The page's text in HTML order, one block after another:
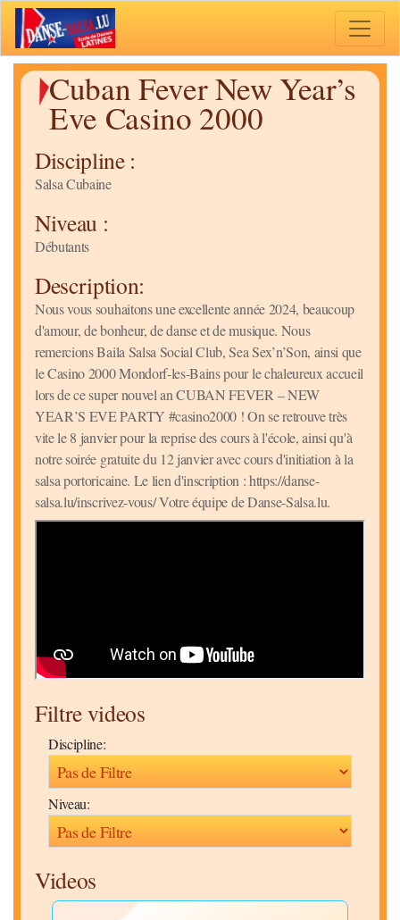
Cuban Fever New Year’s
Eve Casino 2000
Discipline :
Salsa Cubaine
Niveau :
Débutants
Description:
Nous vous souhaitons une excellente année 2024, beaucoup
d'amour, de bonheur, de danse et de musique. Nous
remercions Baila Salsa Social Club, Sea Sex’n’Son, ainsi que
le Casino 2000 Mondorf-les-Bains pour le chaleureux accueil
lors de ce super nouvel an CUBAN FEVER – NEW
YEAR’S EVE PARTY #casino2000 ! On se retrouve très
vite le 8 janvier pour la reprise des cours à l'école, ainsi qu'à
notre soirée gratuite du 12 janvier avec cours d'initiation à la
salsa portoricaine. Le lien d'inscription : https://danse-
salsa.lu/inscrivez-vous/ Votre équipe de Danse-Salsa.lu.
Filtre videos
Discipline:
Niveau:
Videos